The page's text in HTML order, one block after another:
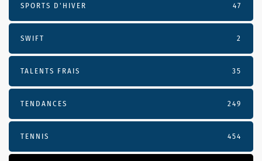
SPORTS D'HIVER 47
SWIFT 2
TALENTS FRAIS 35
TENDANCES 249
TENNIS 454